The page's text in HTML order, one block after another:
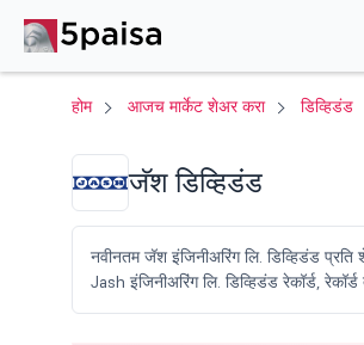
होम आजच मार्केट शेअर करा डिव्हिडंड
जॅश डिव्हिडंड
नवीनतम जॅश इंजिनीअरिंग लि. डिव्हिडंड
Jash इंजिनीअरिंग लि. डिव्हिडंड रेकॉर्ड,